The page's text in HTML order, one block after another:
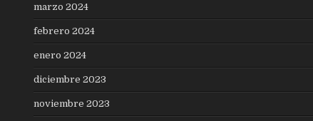
marzo 2024
febrero 2024
enero 2024
diciembre 2023
noviembre 2023